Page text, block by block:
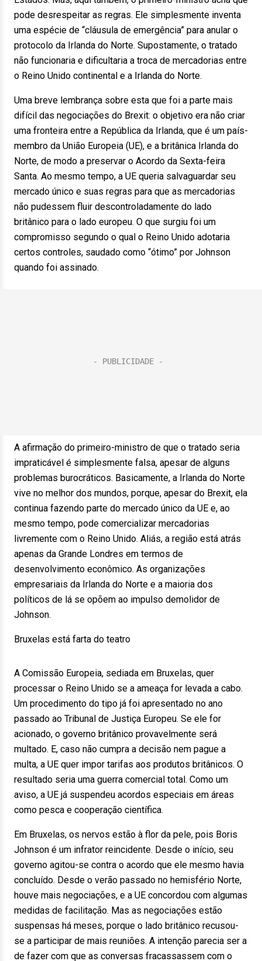
pode desrespeitar as regras. Ele simplesmente inventa
uma espécie de “cláusula de emergência” para anular o
protocolo da Irlanda do Norte. Supostamente, o tratado
não funcionaria e dificultaria a troca de mercadorias entre
o Reino Unido continental e a Irlanda do Norte.
Uma breve lembrança sobre esta que foi a parte mais
difícil das negociações do Brexit: o objetivo era não criar
uma fronteira entre a República da Irlanda, que é um país-
membro da União Europeia (UE), e a britânica Irlanda do
Norte, de modo a preservar o Acordo da Sexta-feira
Santa. Ao mesmo tempo, a UE queria salvaguardar seu
mercado único e suas regras para que as mercadorias
não pudessem fluir descontroladamente do lado
britânico para o lado europeu. O que surgiu foi um
compromisso segundo o qual o Reino Unido adotaria
certos controles, saudado como “ótimo” por Johnson
quando foi assinado.
A afirmação do primeiro-ministro de que o tratado seria
impraticável é simplesmente falsa, apesar de alguns
problemas burocráticos. Basicamente, a Irlanda do Norte
vive no melhor dos mundos, porque, apesar do Brexit, ela
continua fazendo parte do mercado único da UE e, ao
mesmo tempo, pode comercializar mercadorias
livremente com o Reino Unido. Aliás, a região está atrás
apenas da Grande Londres em termos de
desenvolvimento econômico. As organizações
empresariais da Irlanda do Norte e a maioria dos
políticos de lá se opõem ao impulso demolidor de
Johnson.
Bruxelas está farta do teatro
A Comissão Europeia, sediada em Bruxelas, quer
processar o Reino Unido se a ameaça for levada a cabo.
Um procedimento do tipo já foi apresentado no ano
passado ao Tribunal de Justiça Europeu. Se ele for
acionado, o governo britânico provavelmente será
multado. E, caso não cumpra a decisão nem pague a
multa, a UE quer impor tarifas aos produtos britânicos. O
resultado seria uma guerra comercial total. Como um
aviso, a UE já suspendeu acordos especiais em áreas
como pesca e cooperação científica.
Em Bruxelas, os nervos estão à flor da pele, pois Boris
Johnson é um infrator reincidente. Desde o início, seu
governo agitou-se contra o acordo que ele mesmo havia
concluído. Desde o verão passado no hemisfério Norte,
houve mais negociações, e a UE concordou com algumas
medidas de facilitação. Mas as negociações estão
suspensas há meses, porque o lado britânico recusou-
se a participar de mais reuniões. A intenção parecia ser a
de fazer com que as conversas fracassassem com o